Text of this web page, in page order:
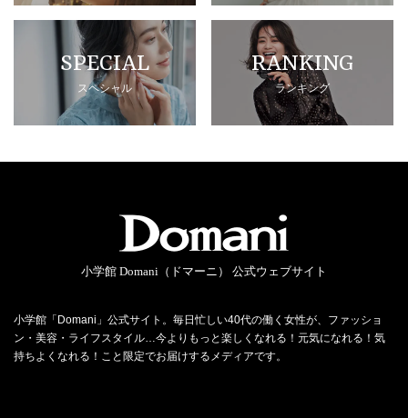
SPECIAL
スペシャル
RANKING
ランキング
小学館 Domani（ドマーニ） 公式ウェブサイト
小学館「Domani」公式サイト。毎日忙しい40代の働く女性が、ファッショ
ン・美容・ライフスタイル…今よりもっと楽しくなれる！元気になれる！気
持ちよくなれる！こと限定でお届けするメディアです。